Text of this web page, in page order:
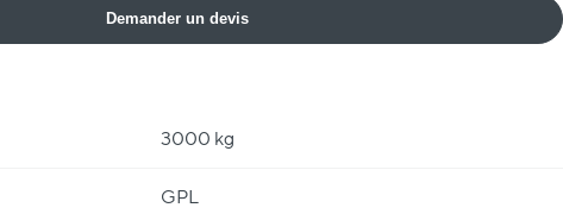
Demander un devis
3000 kg
GPL